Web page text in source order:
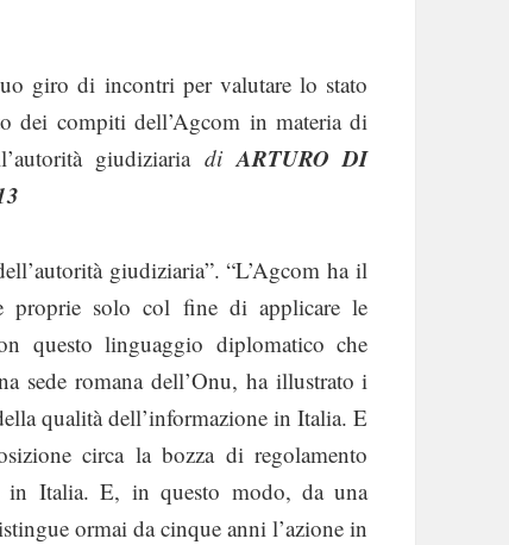
giro di incontri per valutare lo stato
dei compiti dell’Agcom in materia di
giudiziariadiARTURO DI
giudiziaria”. “L’Agcom ha il
proprie solo col fine di applicare le
questo linguaggio diplomatico che
sede romana dell’Onu, ha illustrato i
qualità dell’informazione in Italia. E
circa la bozza di regolamento
in Italia. E, in questo modo, da una
ormai da cinque anni l’azione in